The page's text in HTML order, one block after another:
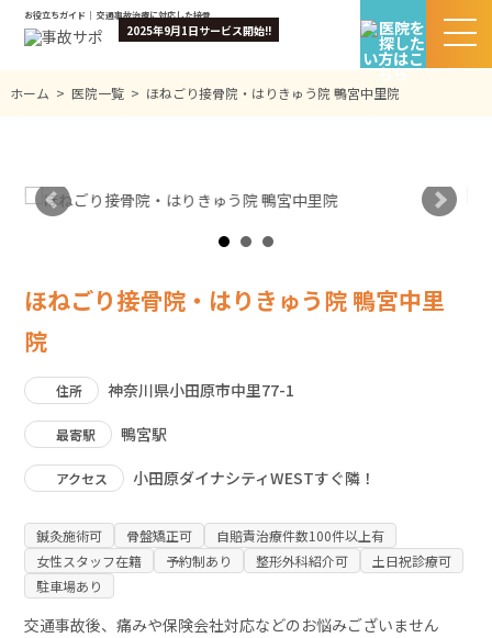
お役立ちガイド｜ 交通事故治療に対応した接骨院・整骨院を検索｜無料相談＆お見舞金あり
2025年9月1日サービス開始!!
ホーム > 医院一覧> ほねごり接骨院・はりきゅう院 鴨宮中里院
ほねごり接骨院・はりきゅう院 鴨宮中里
院
住所 神奈川県小田原市中里77-1
最寄駅 鴨宮駅
アクセス 小田原ダイナシティWESTすぐ隣！
鍼灸施術可 骨盤矯正可
自賠責治療件数100件以上有
女性スタッフ在籍
予約制あり 整形外科紹介可
土日祝診療可
駐車場あり
交通事故後、痛みや保険会社対応などのお悩みございません